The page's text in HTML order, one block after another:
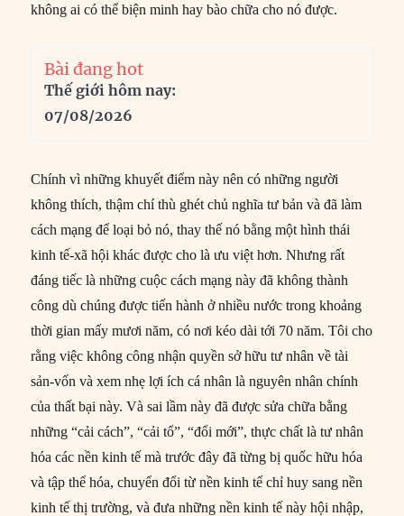
không ai có thể biện minh hay bào chữa cho nó được.
Bài đang hot
Thế giới hôm nay:
07/08/2026
Chính vì những khuyết điểm này nên có những người
không thích, thậm chí thù ghét chủ nghĩa tư bản và đã làm
cách mạng để loại bỏ nó, thay thế nó bằng một hình thái
kinh tế-xã hội khác được cho là ưu việt hơn. Nhưng rất
đáng tiếc là những cuộc cách mạng này đã không thành
công dù chúng được tiến hành ở nhiều nước trong khoảng
thời gian mấy mươi năm, có nơi kéo dài tới 70 năm. Tôi cho
rằng việc không công nhận quyền sở hữu tư nhân về tài
sản-vốn và xem nhẹ lợi ích cá nhân là nguyên nhân chính
của thất bại này. Và sai lầm này đã được sửa chữa bằng
những “cải cách”, “cải tổ”, “đổi mới”, thực chất là tư nhân
hóa các nền kinh tế mà trước đây đã từng bị quốc hữu hóa
và tập thể hóa, chuyển đổi từ nền kinh tế chỉ huy sang nền
kinh tế thị trường, và đưa những nền kinh tế này hội nhập,